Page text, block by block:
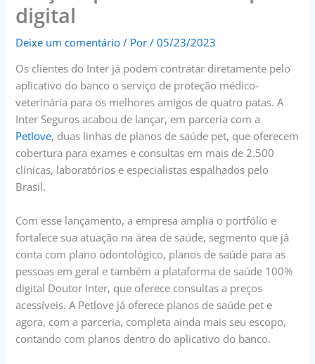
digital
Deixe um comentário / Por/05/23/2023
Os clientes do Inter já podem contratar diretamente pelo
aplicativo do banco o serviço de proteção médico-
veterinária para os melhores amigos de quatro patas. A
Inter Seguros acabou de lançar, em parceria com a
Petlove, duas linhas de planos de saúde pet, que oferecem
cobertura para exames e consultas em mais de 2.500
clínicas, laboratórios e especialistas espalhados pelo
Brasil.
Com esse lançamento, a empresa amplia o portfólio e
fortalece sua atuação na área de saúde, segmento que já
conta com plano odontológico, planos de saúde para as
pessoas em geral e também a plataforma de saúde 100%
digital Doutor Inter, que oferece consultas a preços
acessíveis. A Petlove já oferece planos de saúde pet e
agora, com a parceria, completa ainda mais seu escopo,
contando com planos dentro do aplicativo do banco.